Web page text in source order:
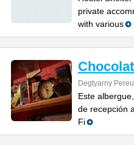
private
with various
Degtyarny
Este
de recepción
Fi